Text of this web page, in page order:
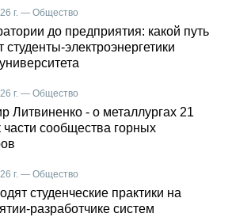
г. — Общество
до предприятия: какой путь
студенты-электроэнергетики
г. — Общество
Литвиненко - о металлургах 21
части сообщества горных
г. — Общество
студенческие практики на
разработчике систем